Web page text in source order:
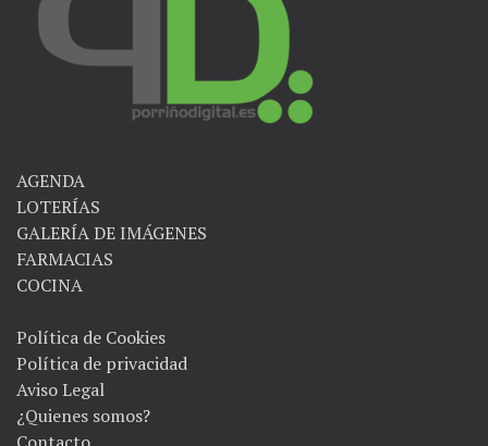
AGENDA
LOTERÍAS
GALERÍA DE IMÁGENES
FARMACIAS
COCINA
Política de Cookies
Política de privacidad
Aviso Legal
¿Quienes somos?